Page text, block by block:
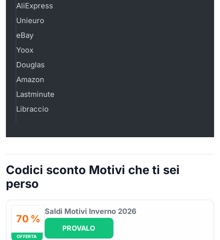
AliExpress
Unieuro
eBay
Yoox
Douglas
Amazon
Lastminute
Libraccio
Codici sconto Motivi che ti sei
perso
70 %
OFFERTA
Saldi Motivi Inverno 2026
PROVALO